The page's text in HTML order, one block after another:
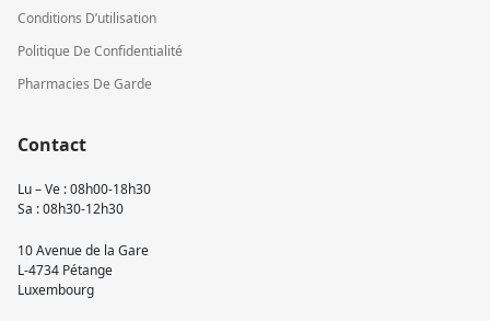
Conditions D’utilisation
Politique De Confidentialité
Pharmacies De Garde
Contact
Lu – Ve : 08h00-18h30
Sa : 08h30-12h30
10 Avenue de la Gare
L-4734 Pétange
Luxembourg